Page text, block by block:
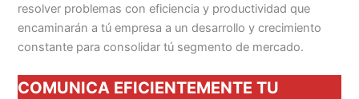
resolver problemas con eficiencia y productividad que
encaminarán a tú empresa a un desarrollo y crecimiento
constante para consolidar tú segmento de mercado.
COMUNICA EFICIENTEMENTE TU